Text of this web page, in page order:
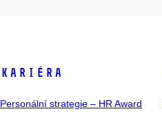
KARIÉRA
Personální strategie – HR Award